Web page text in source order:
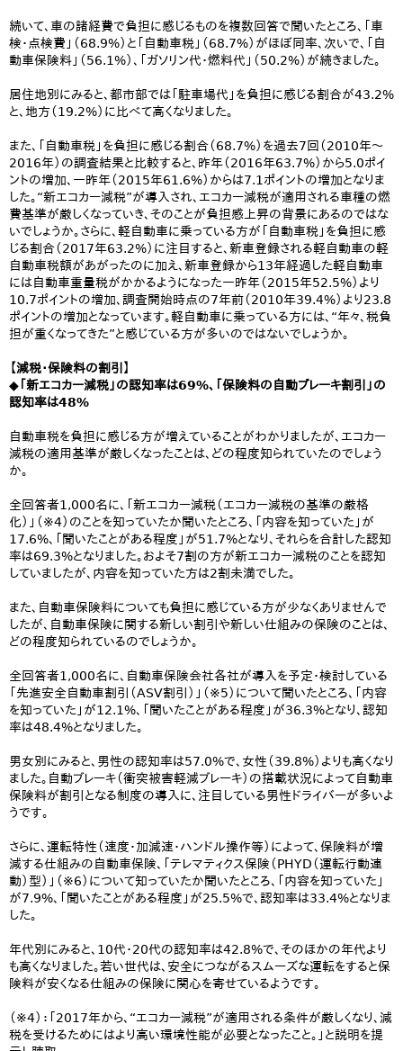
続いて、車の諸経費で負担に感じるものを複数回答で聞いたところ、「車
検・点検費」（68.9%）と「自動車税」（68.7%）がほぼ同率、次いで、「自
動車保険料」（56.1%）、「ガソリン代・燃料代」（50.2%）が続きました。
居住地別にみると、都市部では「駐車場代」を負担に感じる割合が43.2%
と、地方（19.2%）に比べて高くなりました。
また、「自動車税」を負担に感じる割合（68.7%）を過去7回（2010年～
2016年）の調査結果と比較すると、昨年（2016年63.7%）から5.0ポイ
ントの増加、一昨年（2015年61.6%）からは7.1ポイントの増加となりま
した。“新エコカー減税”が導入され、エコカー減税が適用される車種の燃
費基準が厳しくなっていき、そのことが負担感上昇の背景にあるのではな
いでしょうか。さらに、軽自動車に乗っている方が「自動車税」を負担に感
じる割合（2017年63.2%）に注目すると、新車登録される軽自動車の軽
自動車税額があがったのに加え、新車登録から13年経過した軽自動車
には自動車重量税がかかるようになった一昨年（2015年52.5%）より
10.7ポイントの増加、調査開始時点の7年前（2010年39.4%）より23.8
ポイントの増加となっています。軽自動車に乗っている方には、“年々、税負
担が重くなってきた”と感じている方が多いのではないでしょうか。
【減税・保険料の割引】
◆「新エコカー減税」の認知率は69%、「保険料の自動ブレーキ割引」の
認知率は48%
自動車税を負担に感じる方が増えていることがわかりましたが、エコカー
減税の適用基準が厳しくなったことは、どの程度知られていたのでしょう
か。
全回答者1,000名に、「新エコカー減税（エコカー減税の基準の厳格
化）」（※4）のことを知っていたか聞いたところ、「内容を知っていた」が
17.6%、「聞いたことがある程度」が51.7%となり、それらを合計した認知
率は69.3%となりました。およそ7割の方が新エコカー減税のことを認知
していましたが、内容を知っていた方は2割未満でした。
また、自動車保険料についても負担に感じている方が少なくありませんで
したが、自動車保険に関する新しい割引や新しい仕組みの保険のことは、
どの程度知られているのでしょうか。
全回答者1,000名に、自動車保険会社各社が導入を予定・検討している
「先進安全自動車割引（ASV割引）」（※5）について聞いたところ、「内容
を知っていた」が12.1%、「聞いたことがある程度」が36.3%となり、認知
率は48.4%となりました。
男女別にみると、男性の認知率は57.0%で、女性（39.8%）よりも高くなり
ました。自動ブレーキ（衝突被害軽減ブレーキ）の搭載状況によって自動車
保険料が割引となる制度の導入に、注目している男性ドライバーが多いよ
うです。
さらに、運転特性（速度・加減速・ハンドル操作等）によって、保険料が増
減する仕組みの自動車保険、「テレマティクス保険（PHYD（運転行動連
動）型）」（※6）について知っていたか聞いたところ、「内容を知っていた」
が7.9%、「聞いたことがある程度」が25.5%で、認知率は33.4%となりま
した。
年代別にみると、10代・20代の認知率は42.8%で、そのほかの年代より
も高くなりました。若い世代は、安全につながるスムーズな運転をすると保
険料が安くなる仕組みの保険に関心を寄せているようです。
（※4）：「2017年から、“エコカー減税”が適用される条件が厳しくなり、減
税を受けるためにはより高い環境性能が必要となったこと。」と説明を提